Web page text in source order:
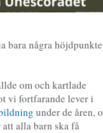
bara några
om och kartlade
vi fortfarande lever i
under de åren,
alla barn ska få